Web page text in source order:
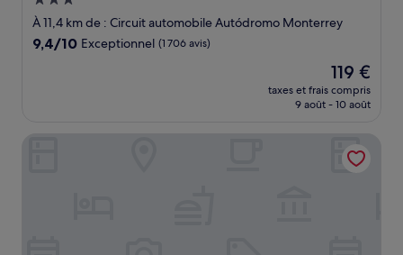
3.0 étoiles
À 11,4 km de : Circuit automobile Autódromo Monterrey
9.4
9,4/10 Exceptionnel (1 706 avis)
Le
nouveau
prix
de
119 €
119 €
taxes et frais compris
9 août - 10 août
Ramada Encore by Wyndham Monterrey Apodaca Zona